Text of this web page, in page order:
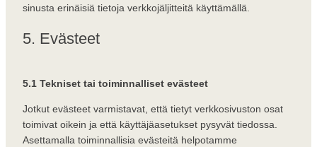
sinusta erinäisiä tietoja verkkojäljitteitä käyttämällä.
5. Evästeet
5.1 Tekniset tai toiminnalliset evästeet
Jotkut evästeet varmistavat, että tietyt verkkosivuston osat
toimivat oikein ja että käyttäjäasetukset pysyvät tiedossa.
Asettamalla toiminnallisia evästeitä helpotamme